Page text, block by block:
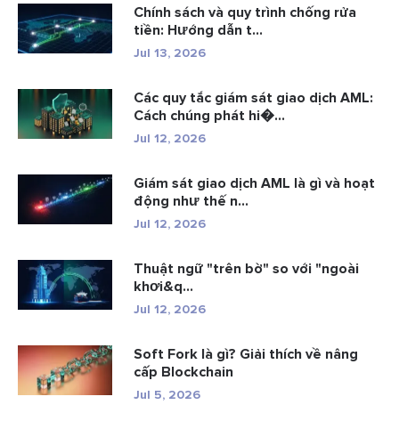
Chính sách và quy trình chống rửa
tiền: Hướng dẫn t...
Jul 13, 2026
Các quy tắc giám sát giao dịch AML:
Cách chúng phát hi�...
Jul 12, 2026
Giám sát giao dịch AML là gì và hoạt
động như thế n...
Jul 12, 2026
Thuật ngữ "trên bờ" so với "ngoài
khơi&q...
Jul 12, 2026
Soft Fork là gì? Giải thích về nâng
cấp Blockchain
Jul 5, 2026